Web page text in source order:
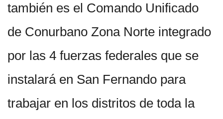
también es el Comando Unificado
de Conurbano Zona Norte integrado
por las 4 fuerzas federales que se
instalará en San Fernando para
trabajar en los distritos de toda la